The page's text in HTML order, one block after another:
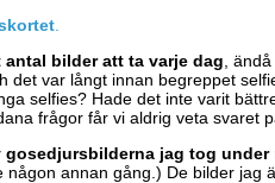
bilder att ta varje dag ,
det var långt innan begreppet
selfies? Hade det inte varit
frågor får vi aldrig veta svaret
gosedjursbilderna jag tog under
någon annan gång.) De bilder